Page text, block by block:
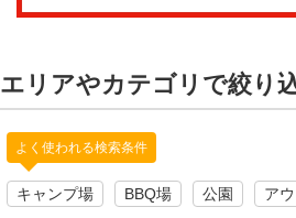
エリアやカテゴリで絞り
よく使われる検索条件
キャンプ場 BBQ場 公園 ア